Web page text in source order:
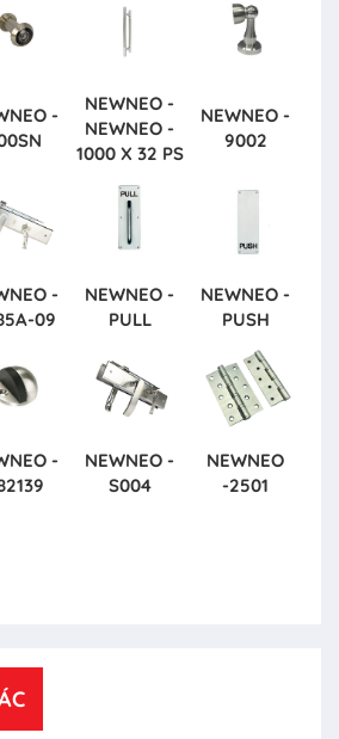
-
NEWNEO -
NEWNEO -
1000 X 32 PS
NEWNEO -
9002
-
09
NEWNEO -
PULL
NEWNEO -
PUSH
-
NEWNEO -
S004
NEWNEO
-2501